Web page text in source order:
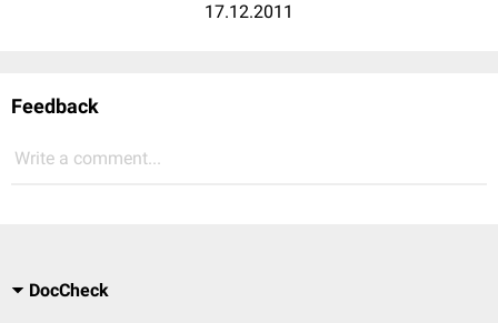
17.12.2011
Feedback
Write a comment...
DocCheck